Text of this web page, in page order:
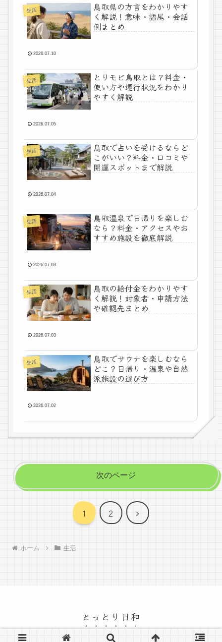
生活
鳥取県の方言をわかりやす
く解説！意味・語尾・会話
例まとめ
2026.07.10
生活
とりモビ鳥取とは？料金・
使い方や運行状況をわかり
やすく解説
2026.07.05
生活
鳥取で占いを受けるならど
こがいい？料金・口コミや
開運スポットまで解説
2026.07.04
生活
鳥取温泉で日帰りを楽しむ
なら？料金・アクセスやお
すすめ施設を徹底解説
2026.07.03
生活
鳥取の給付金をわかりやす
く解説！対象者・申請方法
や確認先まとめ
2026.07.03
生活
鳥取でサウナを楽しむなら
どこ？日帰り・温泉や自然
派施設の選び方
2026.07.02
次のページ
1 2
次
ホーム 生活
とっとり日和
© 2026 とっとり日和.